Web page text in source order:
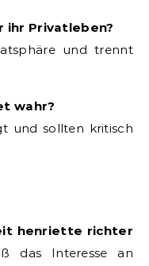
ihr Privatleben?
und trennt
wahr?
und sollten kritisch
henriette richter
das Interesse an